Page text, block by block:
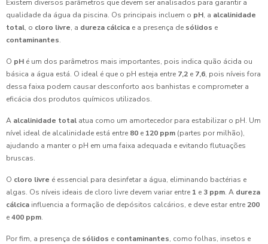
Existem diversos parâmetros que devem ser analisados para garantir a
qualidade da água da piscina. Os principais incluem o pH, a alcalinidade
total, o cloro livre, a dureza cálcica e a presença de sólidos e
contaminantes.
O pH é um dos parâmetros mais importantes, pois indica quão ácida ou
básica a água está. O ideal é que o pH esteja entre 7,2 e 7,6, pois níveis fora
dessa faixa podem causar desconforto aos banhistas e comprometer a
eficácia dos produtos químicos utilizados.
A alcalinidade total atua como um amortecedor para estabilizar o pH. Um
nível ideal de alcalinidade está entre 80 e 120 ppm (partes por milhão),
ajudando a manter o pH em uma faixa adequada e evitando flutuações
bruscas.
O cloro livre é essencial para desinfetar a água, eliminando bactérias e
algas. Os níveis ideais de cloro livre devem variar entre 1 e 3 ppm. A dureza
cálcica influencia a formação de depósitos calcários, e deve estar entre 200
e400 ppm.
Por fim, a presença de sólidos e contaminantes, como folhas, insetos e